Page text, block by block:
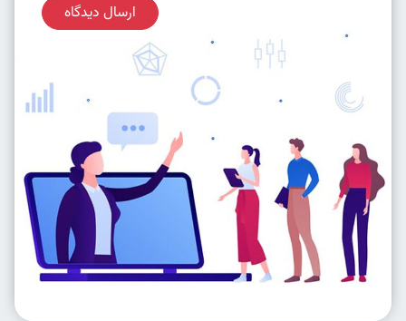
ارسال دیدگاه